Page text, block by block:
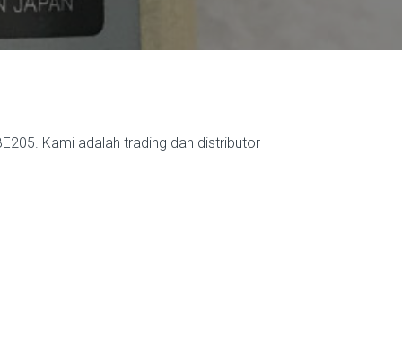
Kami adalah trading dan distributor